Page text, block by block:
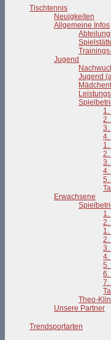
Tischtennis
Neuigkeiten
Allgemeine Infos
Jugend
Jugend
2.
3.
4.
2.
3.
4.
5.
Erwachsene
1.
2.
2.
3.
4.
5.
6.
7.
Theo-
Unsere Partner
Trendsportarten